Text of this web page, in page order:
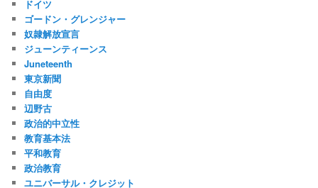
ドイツ
ゴードン・グレンジャー
奴隷解放宣言
ジューンティーンス
Juneteenth
東京新聞
自由度
辺野古
政治的中立性
教育基本法
平和教育
政治教育
ユニバーサル・クレジット